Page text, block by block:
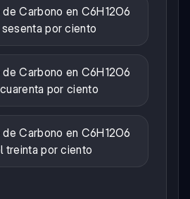
Carbono en C6H12O6
por ciento
Carbono en C6H12O6
por ciento
Carbono en C6H12O6
treinta por ciento